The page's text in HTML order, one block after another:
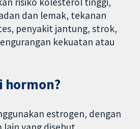
dan lemak, tekanan
penyakit jantung, strok,
kekuatan atau
hormon?
estrogen, dengan